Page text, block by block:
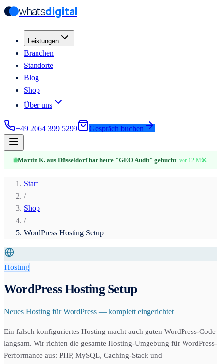
Zum Hauptinhalt springen
Zum Hauptinhalt springen
whatsdigital
Leistungen
Branchen
Standorte
Blog
Shop
Über uns
+49 2064 399 5299 Gespräch buchen
Martin K. aus Düsseldorf hat heute "GEO Audit" gebucht vor 12 Min.
✕
Start
/
Shop
/
WordPress Hosting Setup
Hosting
WordPress Hosting Setup
Neues Hosting für WordPress — komplett eingerichtet
Ein falsch konfiguriertes Hosting macht auch guten WordPress-Code
langsam. Wir richten die gesamte Hosting-Umgebung für WordPress-
Performance aus: PHP, MySQL, Caching-Stack und